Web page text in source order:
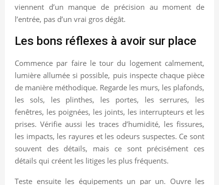
viennent d’un manque de précision au moment de
l’entrée, pas d’un vrai gros dégât.
Les bons réflexes à avoir sur place
Commence par faire le tour du logement calmement,
lumière allumée si possible, puis inspecte chaque pièce
de manière méthodique. Regarde les murs, les plafonds,
les sols, les plinthes, les portes, les serrures, les
fenêtres, les poignées, les joints, les interrupteurs et les
prises. Vérifie aussi les traces d’humidité, les fissures,
les impacts, les rayures et les odeurs suspectes. Ce sont
souvent des détails, mais ce sont précisément ces
détails qui créent les litiges les plus fréquents.
Teste ensuite les équipements un par un. Ouvre les